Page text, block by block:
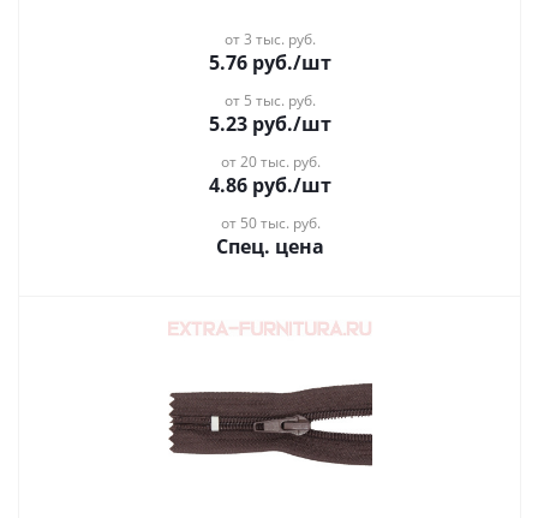
от 3 тыс. руб.
5.76 руб./шт
от 5 тыс. руб.
5.23 руб./шт
от 20 тыс. руб.
4.86 руб./шт
от 50 тыс. руб.
Спец. цена